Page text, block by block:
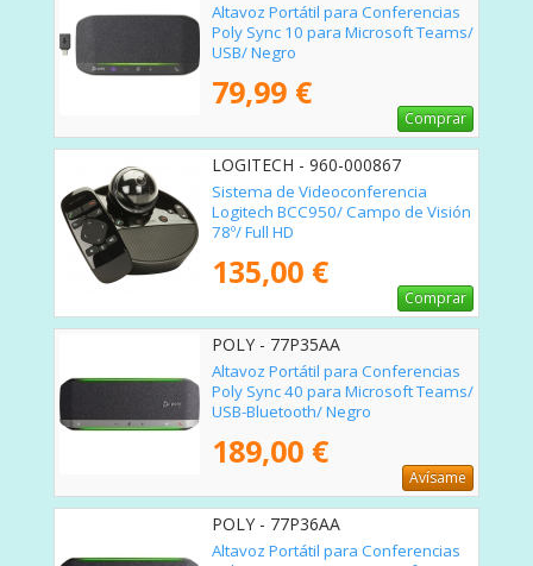
Altavoz Portátil para Conferencias
Poly Sync 10 para Microsoft Teams/
USB/ Negro
79,99 €
Comprar
LOGITECH - 960-000867
Sistema de Videoconferencia
Logitech BCC950/ Campo de Visión
78º/ Full HD
135,00 €
Comprar
POLY - 77P35AA
Altavoz Portátil para Conferencias
Poly Sync 40 para Microsoft Teams/
USB-Bluetooth/ Negro
189,00 €
Avísame
POLY - 77P36AA
Altavoz Portátil para Conferencias